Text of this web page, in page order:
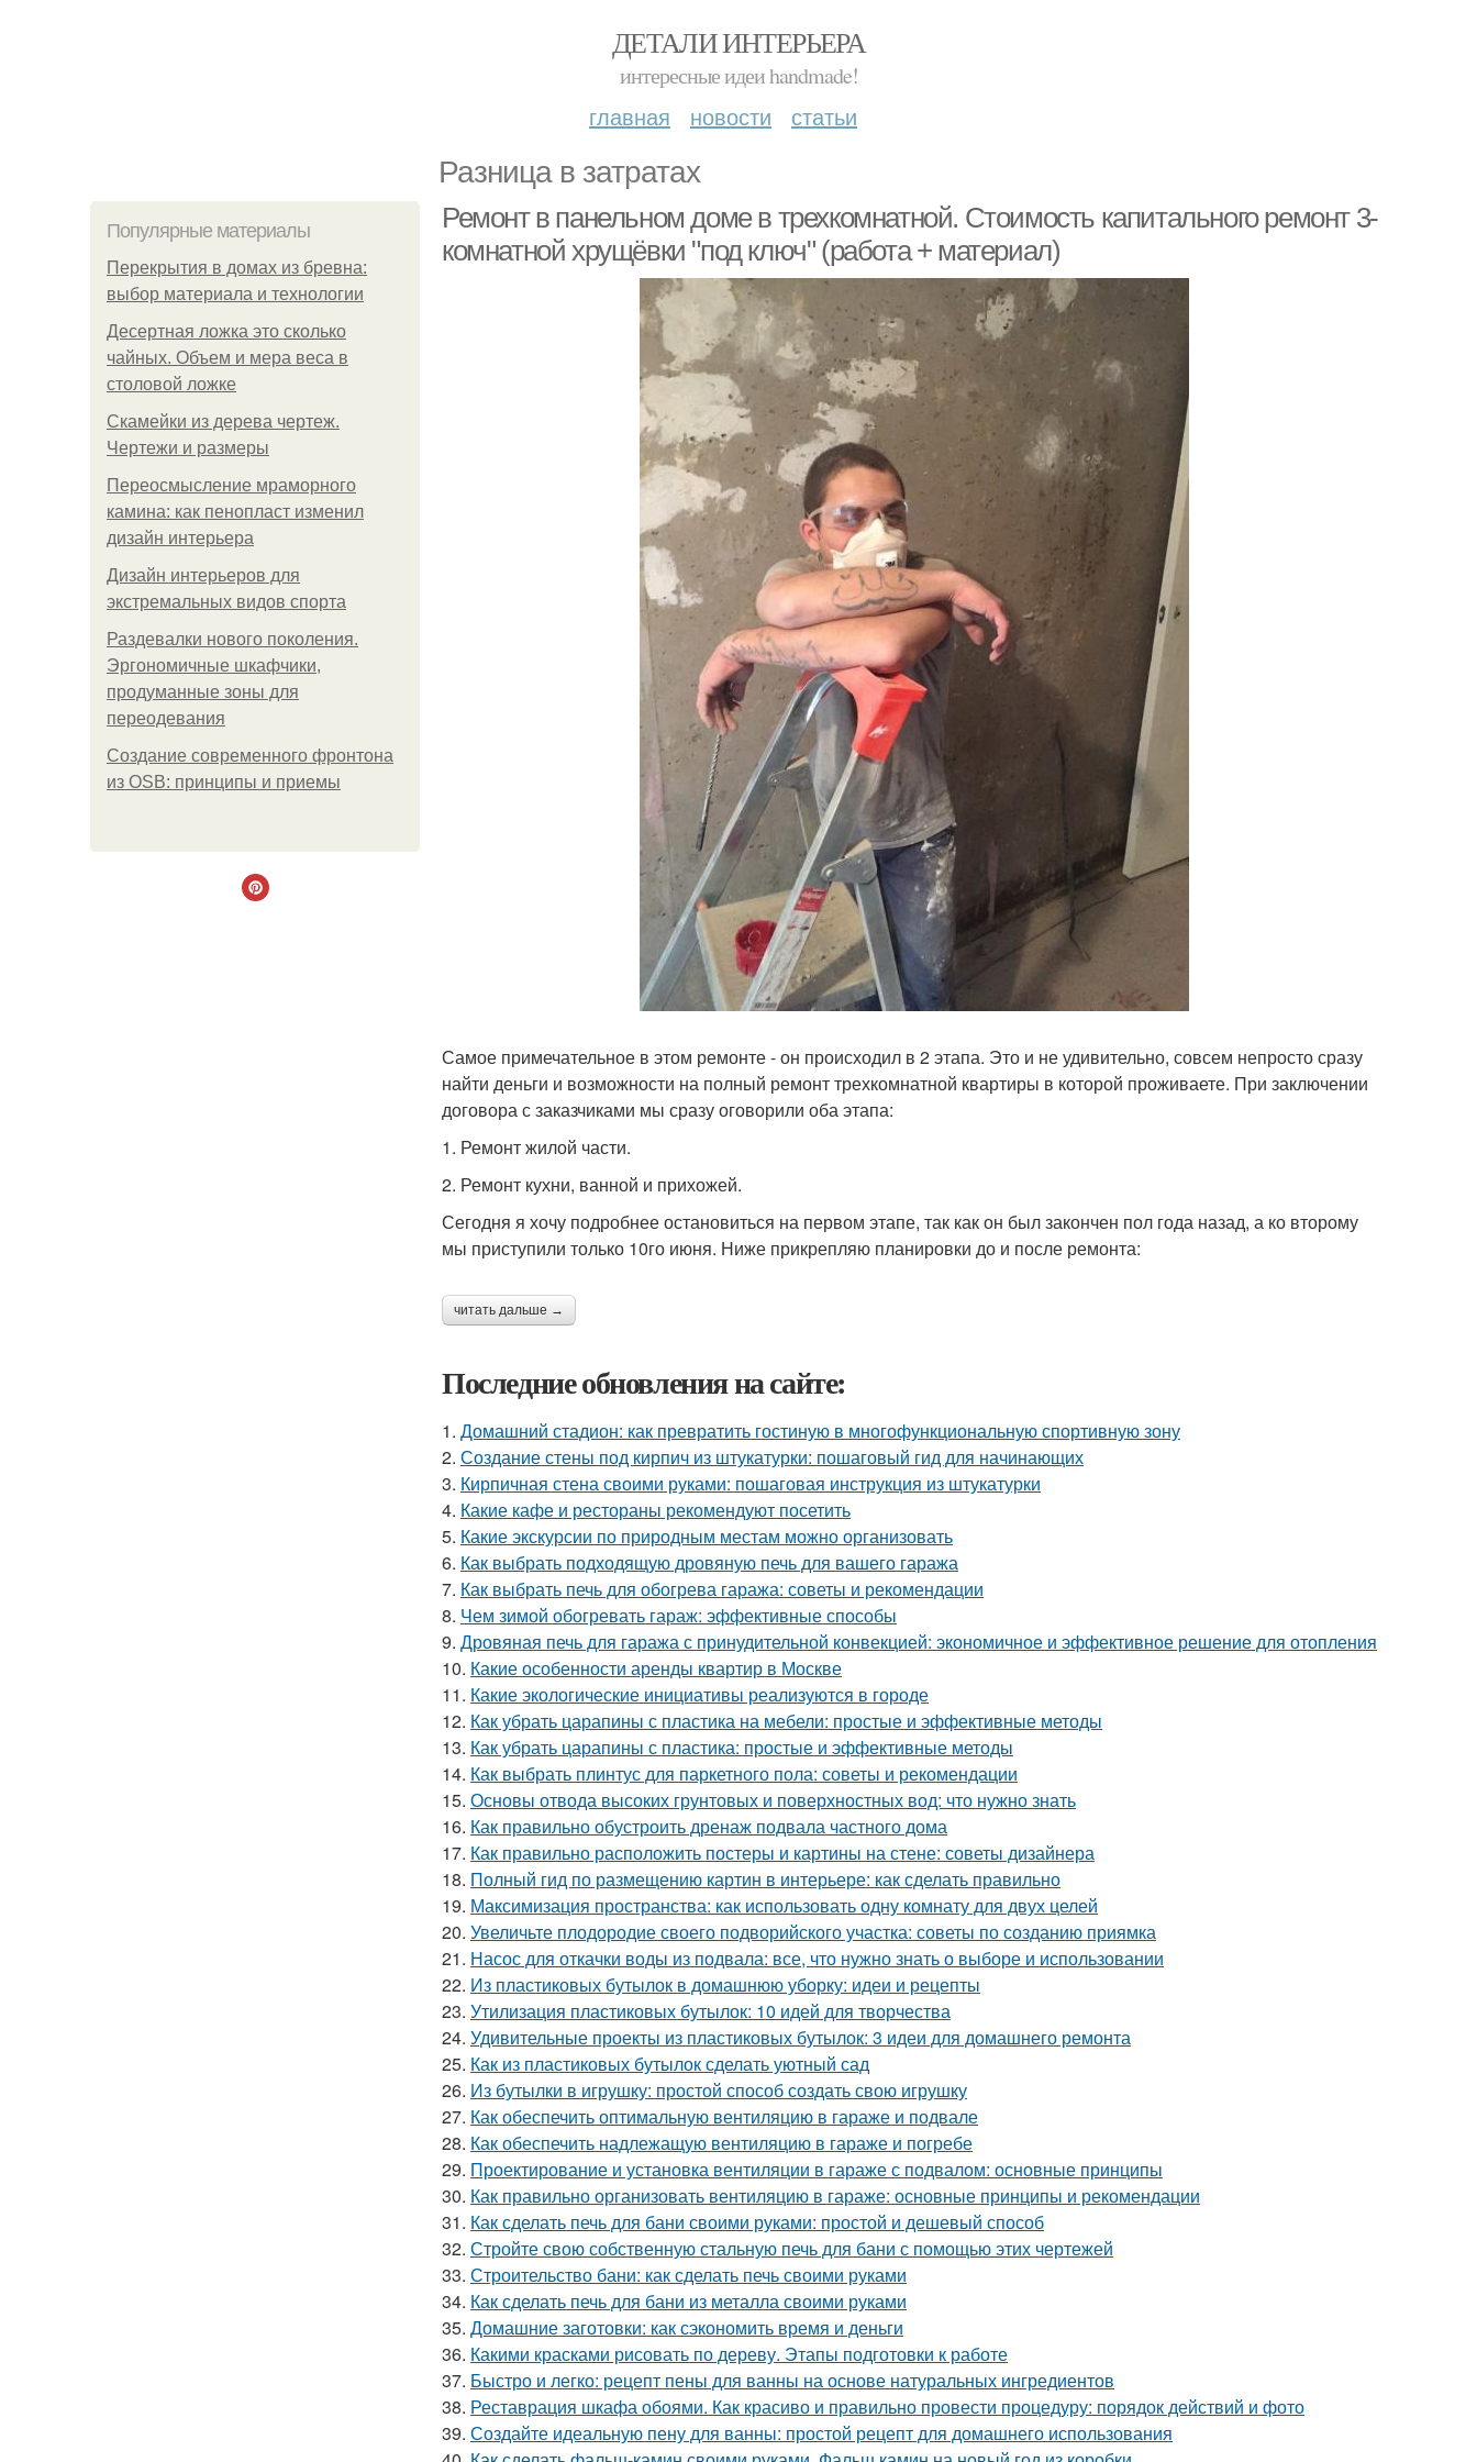
ДЕТАЛИ ИНТЕРЬЕРА
интересные идеи handmade!
главная новости статьи
Разница в затратах
Популярные материалы
Перекрытия в домах из бревна:
выбор материала и технологии
Десертная ложка это сколько
чайных. Объем и мера веса в
столовой ложке
Скамейки из дерева чертеж.
Чертежи и размеры
Переосмысление мраморного
камина: как пенопласт изменил
дизайн интерьера
Дизайн интерьеров для
экстремальных видов спорта
Раздевалки нового поколения.
Эргономичные шкафчики,
продуманные зоны для
переодевания
Создание современного фронтона
из OSB: принципы и приемы
Ремонт в панельном доме в трехкомнатной. Стоимость капитального ремонт 3-
комнатной хрущёвки "под ключ" (работа + материал)
Самое примечательное в этом ремонте - он происходил в 2 этапа. Это и не удивительно, совсем непросто сразу
найти деньги и возможности на полный ремонт трехкомнатной квартиры в которой проживаете. При заключении
договора с заказчиками мы сразу оговорили оба этапа:
1. Ремонт жилой части.
2. Ремонт кухни, ванной и прихожей.
Сегодня я хочу подробнее остановиться на первом этапе, так как он был закончен пол года назад, а ко второму
мы приступили только 10го июня. Ниже прикрепляю планировки до и после ремонта:
читать дальше →
Последние обновления на сайте:
1. Домашний стадион: как превратить гостиную в многофункциональную спортивную зону
2. Создание стены под кирпич из штукатурки: пошаговый гид для начинающих
3. Кирпичная стена своими руками: пошаговая инструкция из штукатурки
4. Какие кафе и рестораны рекомендуют посетить
5. Какие экскурсии по природным местам можно организовать
6. Как выбрать подходящую дровяную печь для вашего гаража
7. Как выбрать печь для обогрева гаража: советы и рекомендации
8. Чем зимой обогревать гараж: эффективные способы
9. Дровяная печь для гаража с принудительной конвекцией: экономичное и эффективное решение для отопления
10. Какие особенности аренды квартир в Москве
11. Какие экологические инициативы реализуются в городе
12. Как убрать царапины с пластика на мебели: простые и эффективные методы
13. Как убрать царапины с пластика: простые и эффективные методы
14. Как выбрать плинтус для паркетного пола: советы и рекомендации
15. Основы отвода высоких грунтовых и поверхностных вод: что нужно знать
16. Как правильно обустроить дренаж подвала частного дома
17. Как правильно расположить постеры и картины на стене: советы дизайнера
18. Полный гид по размещению картин в интерьере: как сделать правильно
19. Максимизация пространства: как использовать одну комнату для двух целей
20. Увеличьте плодородие своего подворийского участка: советы по созданию приямка
21. Насос для откачки воды из подвала: все, что нужно знать о выборе и использовании
22. Из пластиковых бутылок в домашнюю уборку: идеи и рецепты
23. Утилизация пластиковых бутылок: 10 идей для творчества
24. Удивительные проекты из пластиковых бутылок: 3 идеи для домашнего ремонта
25. Как из пластиковых бутылок сделать уютный сад
26. Из бутылки в игрушку: простой способ создать свою игрушку
27. Как обеспечить оптимальную вентиляцию в гараже и подвале
28. Как обеспечить надлежащую вентиляцию в гараже и погребе
29. Проектирование и установка вентиляции в гараже с подвалом: основные принципы
30. Как правильно организовать вентиляцию в гараже: основные принципы и рекомендации
31. Как сделать печь для бани своими руками: простой и дешевый способ
32. Стройте свою собственную стальную печь для бани с помощью этих чертежей
33. Строительство бани: как сделать печь своими руками
34. Как сделать печь для бани из металла своими руками
35. Домашние заготовки: как сэкономить время и деньги
36. Какими красками рисовать по дереву. Этапы подготовки к работе
37. Быстро и легко: рецепт пены для ванны на основе натуральных ингредиентов
38. Реставрация шкафа обоями. Как красиво и правильно провести процедуру: порядок действий и фото
39. Создайте идеальную пену для ванны: простой рецепт для домашнего использования